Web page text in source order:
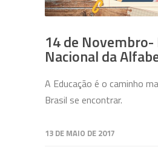
14 de Novembro-
Nacional da
A Educação é o caminho
Brasil se encontrar.
13 DE MAIO DE 2017